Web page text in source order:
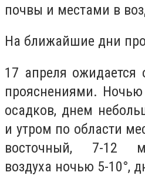
почвы и местами в
На ближайшие дни
17 апреля ожидается
прояснениями. Ночью
осадков, днем
и утром по области
восточный, 7-12
воздуха ночью 5-10°,